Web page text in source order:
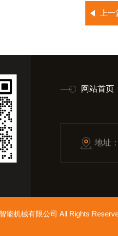
上
网站首页
地址
能机械有限公司 All Rights